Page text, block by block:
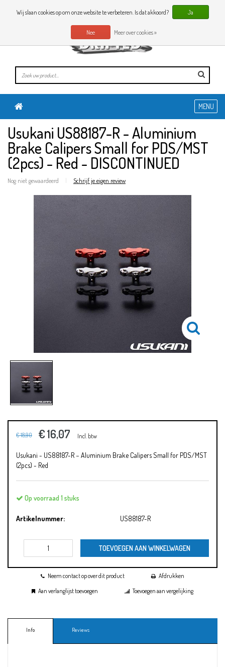
0 Artikelen
NL
MENU
Usukani US88187-R - Aluminium
Brake Calipers Small for PDS/MST
(2pcs) - Red - DISCONTINUED
Nog niet gewaardeerd | Schrijf je eigen review
€ 18,90 € 16,07 Incl. btw
Usukani - US88187-R − Aluminium Brake Calipers Small for PDS/MST
(2pcs) - Red
Op voorraad 1 stuks
Artikelnummer: US88187-R
TOEVOEGEN AAN WINKELWAGEN
Neem contact op over dit product
Afdrukken
Aan verlanglijst toevoegen
Toevoegen aan vergelijking
Info Reviews
Wij slaan cookies op om onze website te verbeteren. Is dat akkoord? Ja
Nee Meer over cookies »